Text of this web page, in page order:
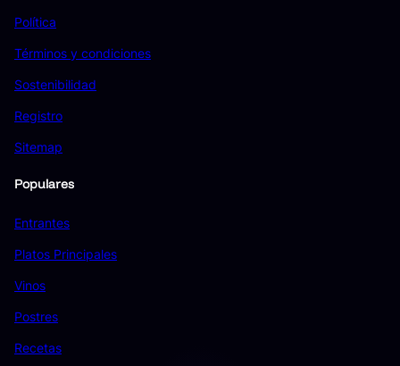
Política
Términos y condiciones
Sostenibilidad
Registro
Sitemap
Populares
Entrantes
Platos Principales
Vinos
Postres
Recetas